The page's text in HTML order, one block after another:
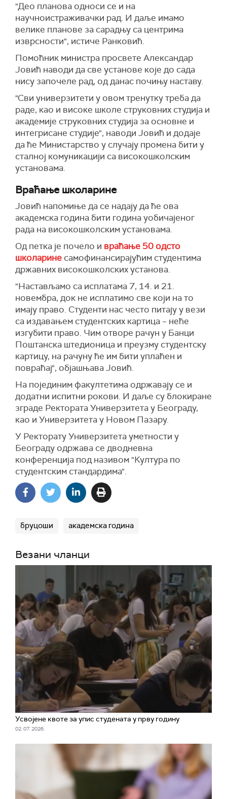
"Део планова односи се и на
научноистраживачки рад. И даље имамо
велике планове за сарадњу са центрима
изврсности", истиче Ранковић.
Помоћник министра просвете Александар
Јовић наводи да све установе које до сада
нису започеле рад, од данас почињу наставу.
"Сви универзитети у овом тренутку треба да
раде, као и високе школе струковних студија и
академије струковних студија за основне и
интегрисане студије", наводи Јовић и додаје
да ће Министарство у случају промена бити у
сталној комуникацији са високошколским
установама.
Враћање школарине
Јовић напомиње да се надају да ће ова
академска година бити година уобичајеног
рада на високошколским установама.
Од петка је почело и враћање 50 одсто
школарине самофинансирајућим студентима
државних високошколских установа.
"Настављамо са исплатама 7, 14. и 21.
новембра, док не исплатимо све који на то
имају право. Студенти нас често питају у вези
са издавањем студентских картица – неће
изгубити право. Чим отворе рачун у Банци
Поштанска штедионица и преузму студентску
картицу, на рачуну ће им бити уплаћен и
повраћај", објашњава Јовић.
На појединим факултетима одржавају се и
додатни испитни рокови. И даље су блокиране
зграде Ректората Универзитета у Београду,
као и Универзитета у Новом Пазару.
У Ректорату Универзитета уметности у
Београду одржава се дводневна
конференција под називом "Култура по
студентским стандардима".
бруцоши академска година
Везани чланци
Усвојене квоте за упис студената у прву годину
02. 07. 2026.